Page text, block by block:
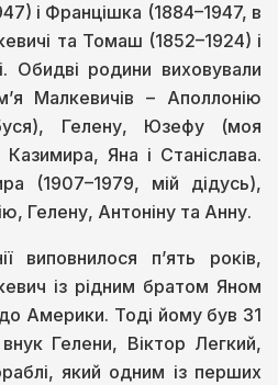
і Францішка (1884–1947, в
та Томаш (1852–1924) і
Обидві родини виховували
Малкевичів – Аполлонію
Гелену, Юзефу (моя
Яна і Станіслава.
(1907–1979, мій дідусь),
Гелену, Антоніну та Анну.
виповнилося п’ять років,
із рідним братом Яном
до Америки. Тоді йому був 31
Гелени, Віктор Легкий,
який одним із перших